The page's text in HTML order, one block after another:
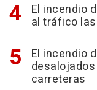
El incendio
al tráfico
El incendio
carreteras